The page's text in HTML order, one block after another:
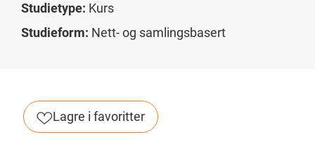
Studietype: Kurs
Studieform: Nett- og samlingsbasert
Lagre i favoritter